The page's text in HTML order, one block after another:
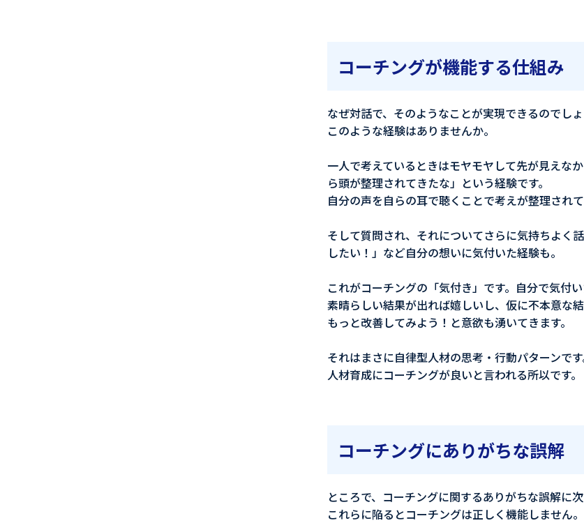
コーチングが機能する仕組み
なぜ対話で、そのようなことが実現できるのでしょ
このような経験はありませんか。
一人で考えているときはモヤモヤして先が見えな
ら頭が整理されてきたな」という経験です。
自分の声を自らの耳で聴くことで考えが整理され
そして質問され、それについてさらに気持ちよく
したい！」など自分の想いに気付いた経験も。
これがコーチングの「気付き」です。自分で気付
素晴らしい結果が出れば嬉しいし、仮に不本意な
もっと改善してみよう！と意欲も湧いてきます。
それはまさに自律型人材の思考・行動パターンです
人材育成にコーチングが良いと言われる所以です。
コーチングにありがちな誤解
ところで、コーチングに関するありがちな誤解に
これらに陥るとコーチングは正しく機能しません。